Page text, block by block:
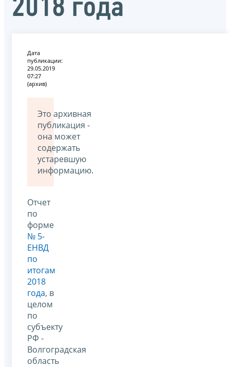
2018 года
Дата
публикации:
29.05.2019
07:27
(архив)
Это архивная
публикация -
она может
содержать
устаревшую
информацию.
Отчет
по
форме
№ 5-
ЕНВД
по
итогам
2018
года, в
целом
по
субъекту
РФ -
Волгоградская
область